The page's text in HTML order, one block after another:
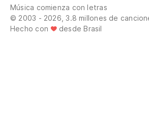
Música comienza con letras
© 2003 - 2026, 3.8 millones de
Hecho con
desde Brasil